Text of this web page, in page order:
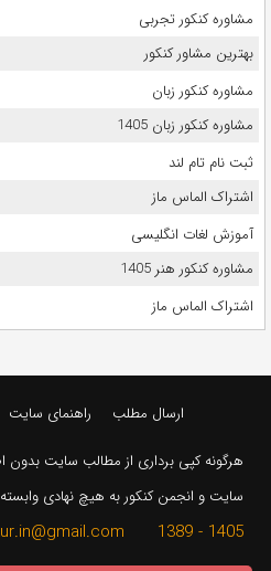
مشاوره کنکور تجربی
بهترین مشاور کنکور
مشاوره کنکور زبان
مشاوره کنکور زبان 1405
ثبت نام تام لند
اشتراک الماس ماز
آموزش لغات انگلیسی
مشاوره کنکور هنر 1405
اشتراک الماس ماز
ارسال مطلب راهنمای سایت
هرگونه کپی برداری از مطالب سایت بدون
سایت و انجمن کنکور به هیچ نهادی
1405 - 1389 konkur.in@gmail.com